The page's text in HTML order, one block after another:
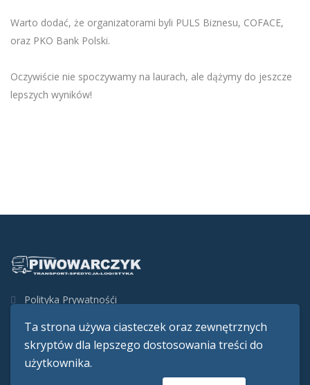
Ta strona używa ciasteczek oraz zewnętrznych
skryptów dla lepszego dostosowania treści do
użytkownika.
Warto dodać, że organizatorami byli PULS Biznesu, COFACE,
oraz PKO Bank Polski.
Oczywiście nie spoczywamy na laurach, ale dążymy do jeszcze
lepszych wyników!
Polityka Prywatnośći